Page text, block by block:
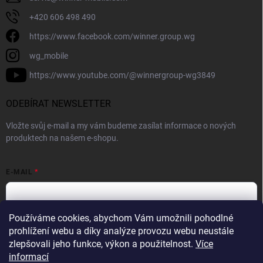
Používáme cookies, abychom Vám umožnili pohodlné
prohlížení webu a díky analýze provozu webu neustále
zlepšovali jeho funkce, výkon a použitelnost. Více
informací
+420 606 498 490
https://www.facebook.com/winner.group.wg
wg_mobile
https://www.youtube.com/@winnergroup-wg3849
ODEBÍRAT NEWSLETTER
Vložte svůj e-mail a my vám budeme zasílat informace o nových
produktech na našem e-shopu.
E-MAIL
Vložením e-mailové adresy souhlasíte se zpracováním osobních
údajů v souladu seZásadami ochrany osobních údajů.